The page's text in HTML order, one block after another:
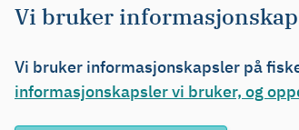
Vi bruker
Vi bruker informasjonskapsler på
informasjonskapsler vi bruker, og